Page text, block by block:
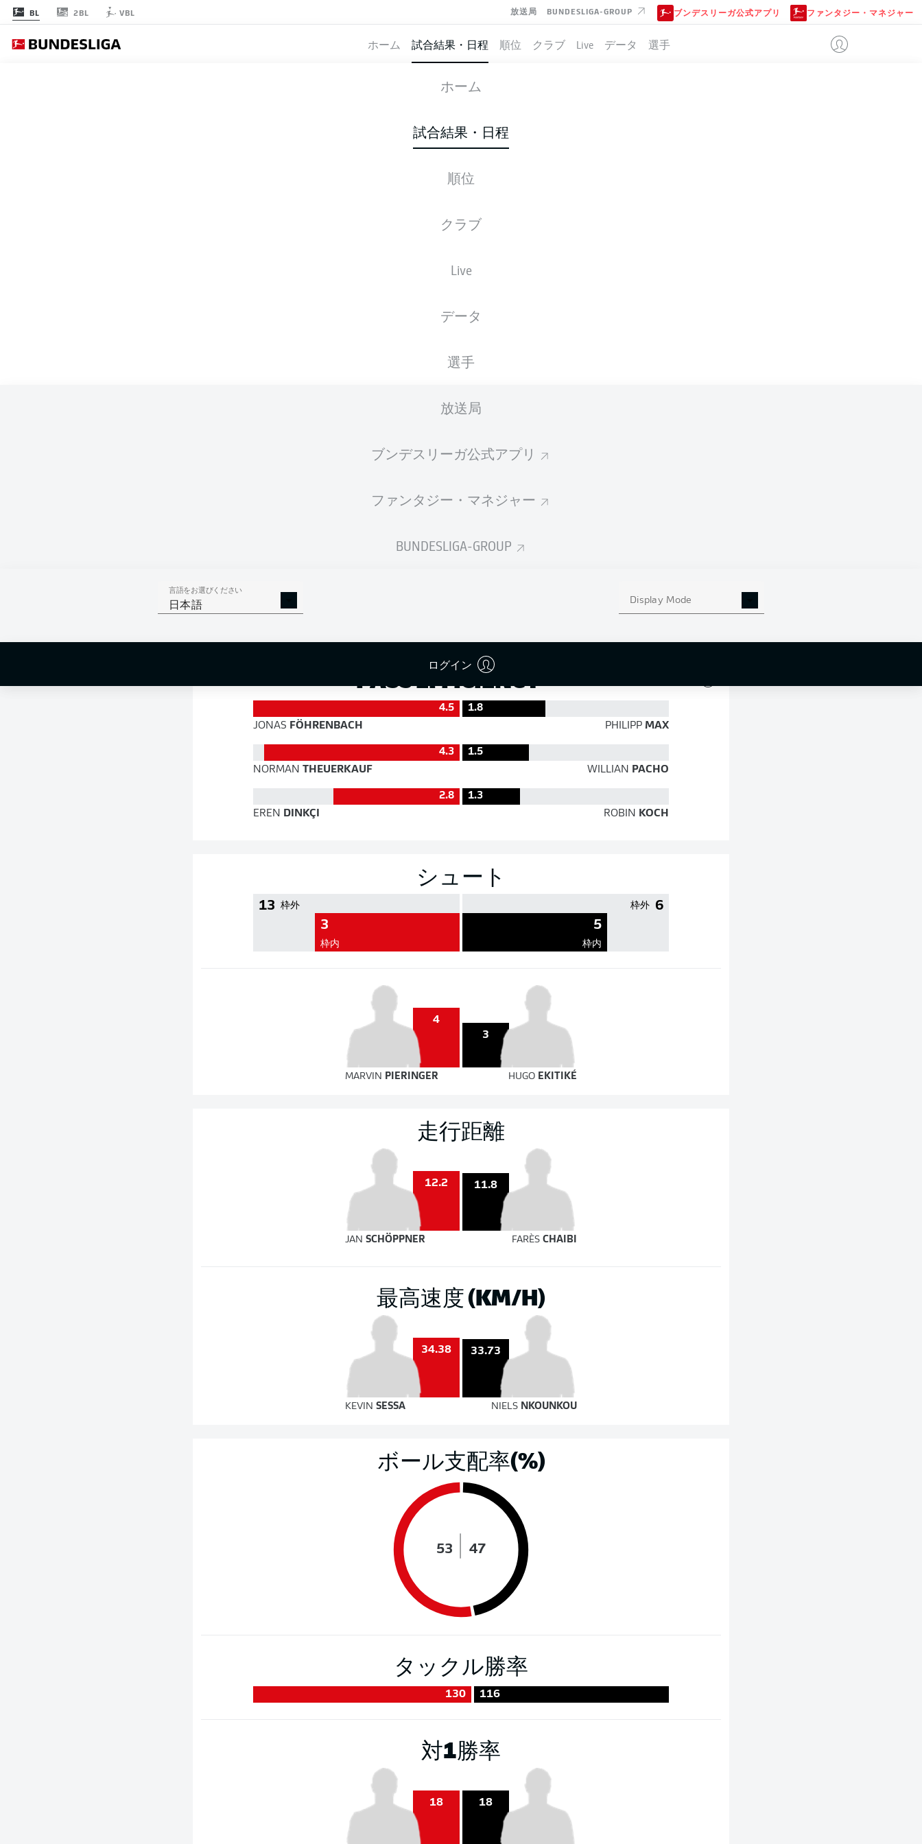
BL 2BL VBL 放送局 BUNDESLIGA-GROUP ブンデスリーガ公式アプリ ファンタジー・マネジャー
ホーム 試合結果・日程 順位 クラブ Live データ 選手
ホーム
試合結果・日程
順位
クラブ
Live
データ
選手
放送局
ブンデスリーガ公式アプリ
ファンタジー・マネジャー
BUNDESLIGA-GROUP
言語をお選びください
日本語 Display Mode
ログイン
HEIDENHEIM EINTRACHT FRANKFURT
1 2
スターティングメンバー
XGOALS
1 1.16
PASS EFFICIENCY
4.5
1.8
JONAS FÖHRENBACH PHILIPP MAX
4.3
1.5
NORMAN THEUERKAUF WILLIAN PACHO
2.8
1.3
EREN DINKÇI ROBIN KOCH
シュート
13 枠外
3
枠内
6
枠外
5
枠内
4
3
MARVIN PIERINGER HUGO EKITIKÉ
走行距離
12.2 11.8
JANSCHÖPPNER FARÈS CHAIBI
最高速度 (KM/H)
34.38 33.73
KEVINSESSA NIELS NKOUNKOU
ボール支配率(%)
53 47
タックル勝率
130 116
対1勝率
18 18